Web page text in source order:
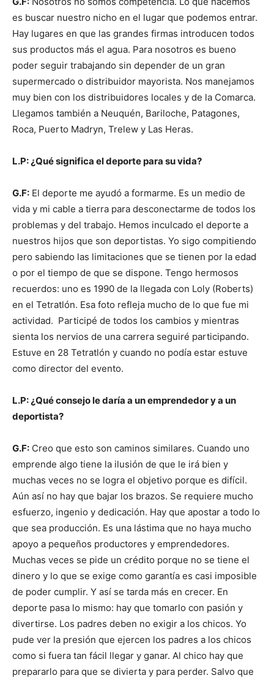
es buscar nuestro nicho en el lugar que podemos entrar.
Hay lugares en que las grandes firmas introducen todos
sus productos más el agua. Para nosotros es bueno
poder seguir trabajando sin depender de un gran
supermercado o distribuidor mayorista. Nos manejamos
muy bien con los distribuidores locales y de la Comarca.
Llegamos también a Neuquén, Bariloche, Patagones,
Roca, Puerto Madryn, Trelew y Las Heras.
L.P: ¿Qué significa el deporte para su vida?
G.F: El deporte me ayudó a formarme. Es un medio de
vida y mi cable a tierra para desconectarme de todos los
problemas y del trabajo. Hemos inculcado el deporte a
nuestros hijos que son deportistas. Yo sigo compitiendo
pero sabiendo las limitaciones que se tienen por la edad
o por el tiempo de que se dispone. Tengo hermosos
recuerdos: uno es 1990 de la llegada con Loly (Roberts)
en el Tetratlón. Esa foto refleja mucho de lo que fue mi
actividad. Participé de todos los cambios y mientras
sienta los nervios de una carrera seguiré participando.
Estuve en 28 Tetratlón y cuando no podía estar estuve
como director del evento.
L.P: ¿Qué consejo le daría a un emprendedor y a un
deportista?
G.F: Creo que esto son caminos similares. Cuando uno
emprende algo tiene la ilusión de que le irá bien y
muchas veces no se logra el objetivo porque es difícil.
Aún así no hay que bajar los brazos. Se requiere mucho
esfuerzo, ingenio y dedicación. Hay que apostar a todo lo
que sea producción. Es una lástima que no haya mucho
apoyo a pequeños productores y emprendedores.
Muchas veces se pide un crédito porque no se tiene el
dinero y lo que se exige como garantía es casi imposible
de poder cumplir. Y así se tarda más en crecer. En
deporte pasa lo mismo: hay que tomarlo con pasión y
divertirse. Los padres deben no exigir a los chicos. Yo
pude ver la presión que ejercen los padres a los chicos
como si fuera tan fácil llegar y ganar. Al chico hay que
prepararlo para que se divierta y para perder. Salvo que